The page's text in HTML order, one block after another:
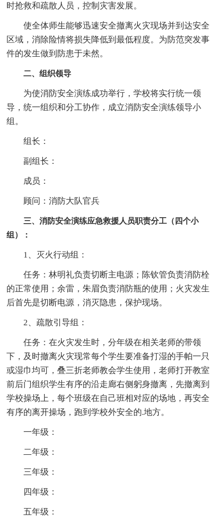
时抢救和疏散人员，控制灾害发展。
使全体师生能够迅速安全撤离火灾现场并到达安全
区域，消除险情将损失降低到最低程度。为防范突发事
件的发生做到防患于未然。
二、组织领导
为使消防安全演练成功举行，学校将实行统一领
导，统一组织和分工协作，成立消防安全演练领导小
组。
组长：
副组长：
成员：
顾问：消防大队官兵
三、消防安全演练应急救援人员职责分工（四个小
组）：
1、灭火行动组：
任务：林明礼负责切断主电源；陈钦管负责消防栓
的正常使用；余雷，朱眉负责消防瓶的使用；火灾发生
后首先是切断电源，消灭隐患，保护现场。
2、疏散引导组：
任务：在火灾发生时，分年级在相关老师的带领
下，及时撤离火灾现常每个学生要准备打湿的手帕一只
或湿巾均可，叠三折老师教会学生使用，老师打开教室
前后门组织学生有序的沿走廊右侧躬身撤离，先撤离到
学校操场上，每个班级在自己班相对应的场地，再安全
有序的离开操场，跑到学校外安全的.地方。
一年级：
二年级：
三年级：
四年级：
五年级：